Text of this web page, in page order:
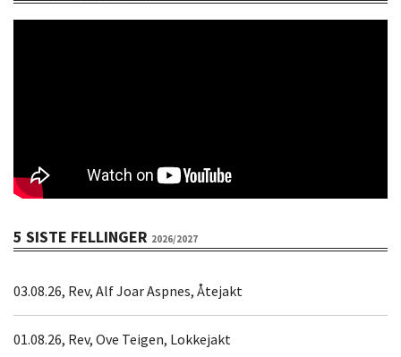
5 SISTE FELLINGER 2026/2027
03.08.26, Rev, Alf Joar Aspnes, Åtejakt
01.08.26, Rev, Ove Teigen, Lokkejakt